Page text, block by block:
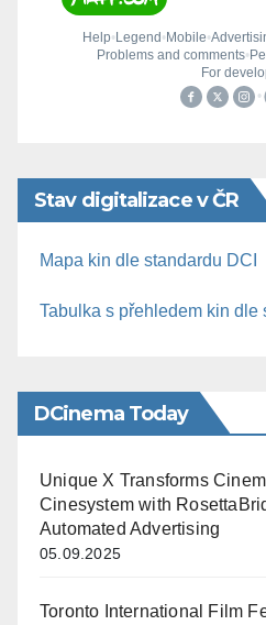
Stav digitalizace v ČR
Mapa kin dle standardu DCI
Tabulka s přehledem kin dle
DCinema Today
Unique X Transforms
Cinesystem with
Automated Advertising
05.09.2025
Toronto International Film